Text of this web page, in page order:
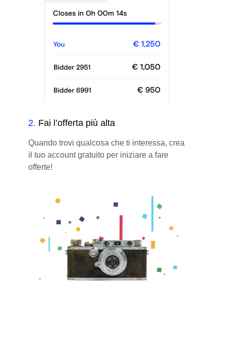
2. Fai l’offerta più alta
Quando trovi qualcosa che ti interessa, crea
il tuo account gratuito per iniziare a fare
offerte!